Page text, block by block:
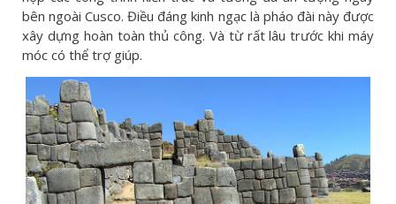
bên ngoài Cusco. Điều đáng kinh ngạc là pháo đài này được
xây dựng hoàn toàn thủ công. Và từ rất lâu trước khi máy
móc có thể trợ giúp.